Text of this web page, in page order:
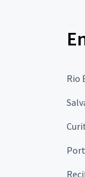
Rio